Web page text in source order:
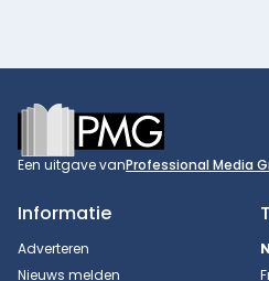
Footer
Een uitgave vanProfessional Media
Informatie
Adverteren
Nieuws melden